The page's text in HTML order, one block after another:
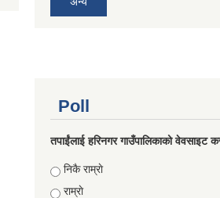
Poll
तपाईंलाई हरिनगर गाउँपालिकाको वेवसाइट
Choices
निकै राम्राे
राम्राे